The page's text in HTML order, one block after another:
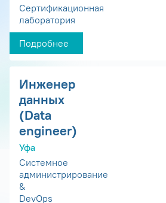
Сертификационная
лаборатория
Подробнее
Инженер
данных
(Data
engineer)
Уфа
Системное
администрирование
&
DevOps